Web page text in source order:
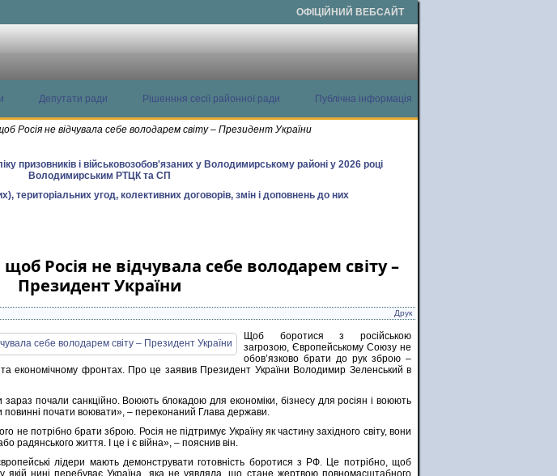
ОФІЦІЙНИЙ ВЕБСАЙТ
Депутати ради Рішенння сесії районної ради
Публічна інформація
Росія не відчувала себе володарем світу – Президент України
призовників і військовозобов'язаних у Володимирському районі у 2026 році
Володимирським РТЦК та СП
територіальних угод, колективних договорів, змін і доповнень до них
Росія не відчувала себе володарем світу –
Президент України
Друк
Щоб боротися з російською
загрозою, Європейському Союзу не
обов’язково брати до рук зброю –
економічному фронтах. Про це заявив Президент України Володимир Зеленський в
почали санкційно. Воюють блокадою для економіки, бізнесу для росіян і воюють
повинні почати воювати», – переконаний Глава держави.
не потрібно брати зброю. Росія не підтримує Україну як частину західного світу, вони
радянського життя. І це і є війна», – пояснив він.
лідери мають демонструвати готовність боротися з РФ. Це потрібно, щоб
якій нині перебуває Україна, яка не уявляла, що стане жертвою повномасштабного